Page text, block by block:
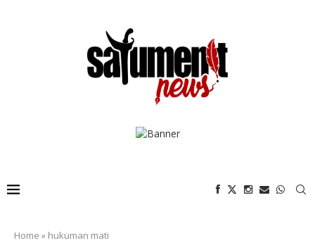
Home » hukuman mati